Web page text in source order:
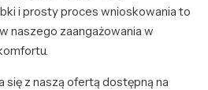
i prosty proces wnioskowania to
naszego zaangażowania w
się z naszą ofertą dostępną na